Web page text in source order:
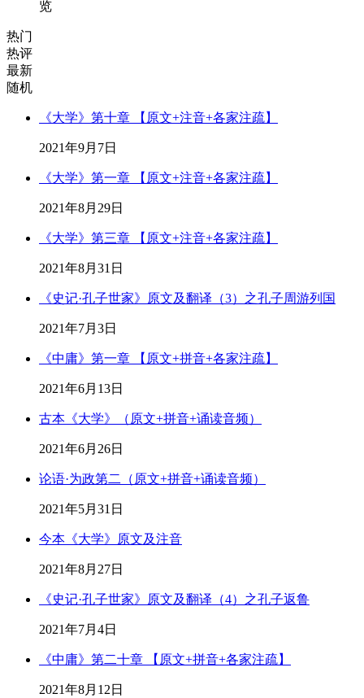
览
热门
热评
最新
随机
《大学》第十章 【原文+注音+各家注疏】
2021年9月7日
《大学》第一章 【原文+注音+各家注疏】
2021年8月29日
《大学》第三章 【原文+注音+各家注疏】
2021年8月31日
《史记·孔子世家》原文及翻译（3）之孔子周游列国
2021年7月3日
《中庸》第一章 【原文+拼音+各家注疏】
2021年6月13日
古本《大学》（原文+拼音+诵读音频）
2021年6月26日
论语·为政第二（原文+拼音+诵读音频）
2021年5月31日
今本《大学》原文及注音
2021年8月27日
《史记·孔子世家》原文及翻译（4）之孔子返鲁
2021年7月4日
《中庸》第二十章 【原文+拼音+各家注疏】
2021年8月12日